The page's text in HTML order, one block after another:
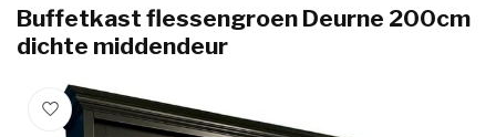
Buffetkast flessengroen Deurne 200cm
dichte middendeur